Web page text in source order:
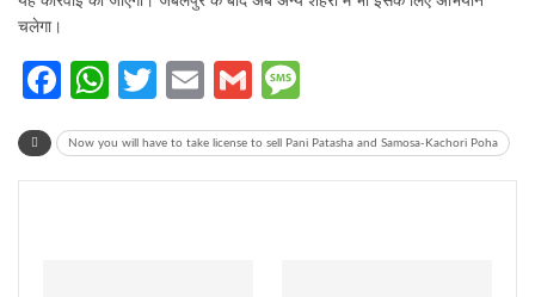
चलेगा।
Facebook
WhatsApp
Twitter
EmailGmail
Now you will have to take license to sell Pani Patasha and Samosa-Kachori Poha